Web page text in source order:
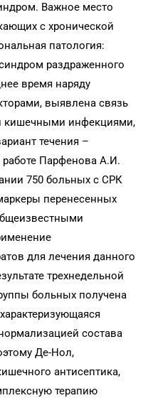
Важное место
с хронической
патология:
раздраженного
время наряду
выявлена связь
кишечными инфекциями,
течения –
Парфенова А.И.
750 больных с СРК
перенесенных
для лечения данного
трехнедельной
больных получена
состава
Де-Нол,
антисептика,
терапию